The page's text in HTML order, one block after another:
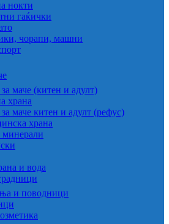
нокти
гаќички
чорапи, машни
маче (китен и адулт)
храна
маче китен и адулт (рефус)
храна
и вода
и поводници